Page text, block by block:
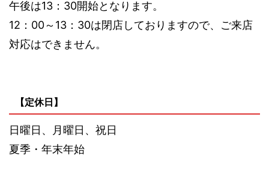
午後は13：30開始となります。
12：00～13：30は閉店しておりますので、ご来店
対応はできません。
【定休日】
日曜日、月曜日、祝日
夏季・年末年始